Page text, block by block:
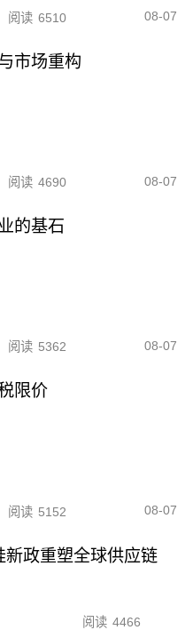
阅读 6510 08-07
市场重构
阅读 4690 08-07
的基石
阅读 5362 08-07
限价
阅读 5152 08-07
新政重塑全球供应链
阅读 4466